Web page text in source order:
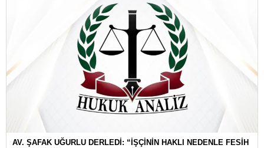
AV. ŞAFAK UĞURLU DERLEDI: “İŞÇININ HAKLI NEDENLE FESIH